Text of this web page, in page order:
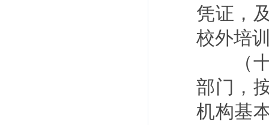
凭证，
校外培
（十
部门，
机构基